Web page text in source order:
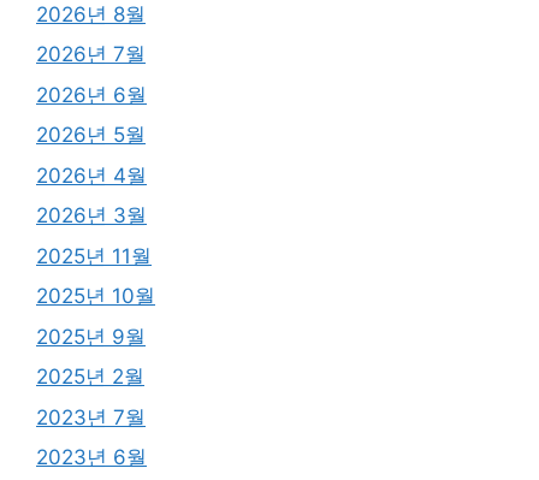
2026년 8월
2026년 7월
2026년 6월
2026년 5월
2026년 4월
2026년 3월
2025년 11월
2025년 10월
2025년 9월
2025년 2월
2023년 7월
2023년 6월